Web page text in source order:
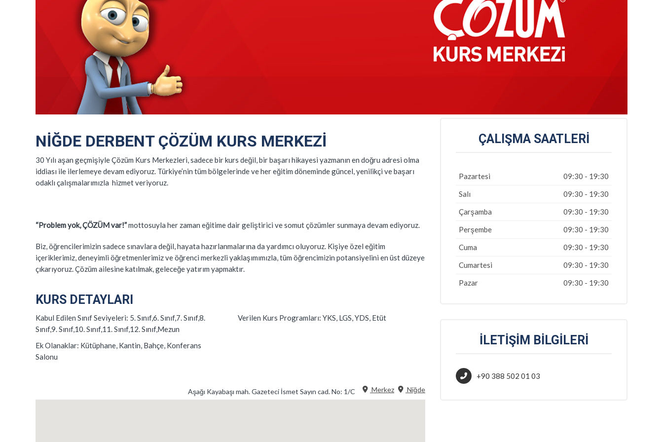
NIĞDE DERBENT ÇÖZÜM KURS MERKEZI
30 Yılı aşan geçmişiyle Çözüm Kurs Merkezleri, sadece bir kurs değil, bir başarı hikayesi yazmanın en doğru adresi olma
iddiası ile ilerlemeye devam ediyoruz. Türkiye’nin tüm bölgelerinde ve her eğitim döneminde güncel, yenilikçi ve başarı
odaklı çalışmalarımızla hizmet veriyoruz.
“Problem yok, ÇÖZÜM var!”mottosuyla her zaman eğitime dair geliştirici ve somut çözümler sunmaya devam ediyoruz.
Biz, öğrencilerimizin sadece sınavlara değil, hayata hazırlanmalarına da yardımcı oluyoruz. Kişiye özel eğitim
içeriklerimiz, deneyimli öğretmenlerimiz ve öğrenci merkezli yaklaşımımızla, tüm öğrencimizin potansiyelini en üst düzeye
çıkarıyoruz. Çözüm ailesine katılmak, geleceğe yatırım yapmaktır.
KURS DETAYLARI
Kabul Edilen Sınıf Seviyeleri: 5. Sınıf,6. Sınıf,7. Sınıf,8.
Sınıf,9. Sınıf,10. Sınıf,11. Sınıf,12. Sınıf,Mezun
Verilen Kurs Programları: YKS, LGS, YDS, Etüt
Ek Olanaklar: Kütüphane, Kantin, Bahçe, Konferans
Salonu
Merkez Niğde
Aşağı Kayabaşı mah. Gazeteci İsmet Sayın cad. No: 1/C
ÇALIŞMA SAATLERI
Pazartesi
09:30 - 19:30
Salı
09:30 - 19:30
Çarşamba
09:30 - 19:30
Perşembe
09:30 - 19:30
Cuma
09:30 - 19:30
Cumartesi
09:30 - 19:30
Pazar
09:30 - 19:30
İLETIŞIM BILGILERI
+90 388 502 01 03